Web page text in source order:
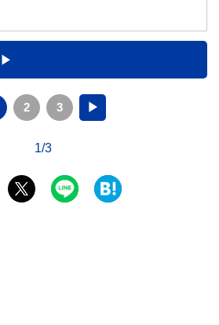
2 3 ▶
1/3